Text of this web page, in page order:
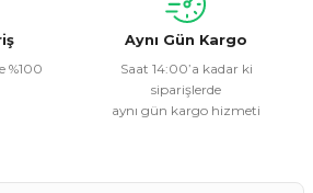
alternatifler olmalı.
%100
Aynı Gün Kargo
Saat 14:00’a kadar ki
siparişlerde
aynı gün kargo hizmeti